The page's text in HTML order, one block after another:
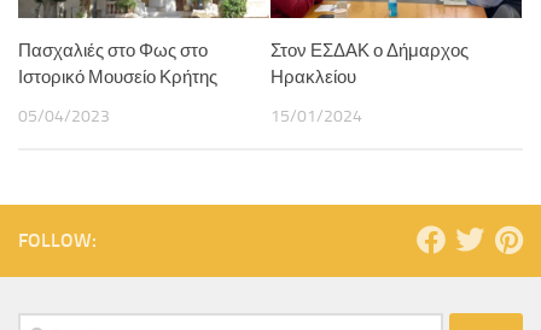
Πασχαλιές στο Φως στο
Ιστορικό Μουσείο Κρήτης
05/04/2023
Στον ΕΣΔΑΚ ο Δήμαρχος
Ηρακλείου
15/01/2024
FOLLOW: